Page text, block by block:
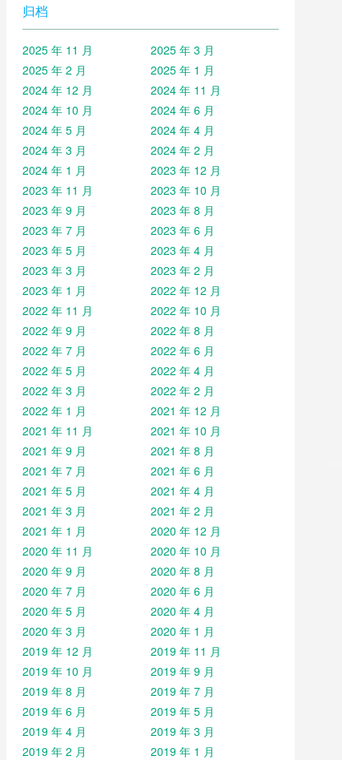
归档
2025 年 11 月
2025 年 3 月
2025 年 2 月
2025 年 1 月
2024 年 12 月
2024 年 11 月
2024 年 10 月
2024 年 6 月
2024 年 5 月
2024 年 4 月
2024 年 3 月
2024 年 2 月
2024 年 1 月
2023 年 12 月
2023 年 11 月
2023 年 10 月
2023 年 9 月
2023 年 8 月
2023 年 7 月
2023 年 6 月
2023 年 5 月
2023 年 4 月
2023 年 3 月
2023 年 2 月
2023 年 1 月
2022 年 12 月
2022 年 11 月
2022 年 10 月
2022 年 9 月
2022 年 8 月
2022 年 7 月
2022 年 6 月
2022 年 5 月
2022 年 4 月
2022 年 3 月
2022 年 2 月
2022 年 1 月
2021 年 12 月
2021 年 11 月
2021 年 10 月
2021 年 9 月
2021 年 8 月
2021 年 7 月
2021 年 6 月
2021 年 5 月
2021 年 4 月
2021 年 3 月
2021 年 2 月
2021 年 1 月
2020 年 12 月
2020 年 11 月
2020 年 10 月
2020 年 9 月
2020 年 8 月
2020 年 7 月
2020 年 6 月
2020 年 5 月
2020 年 4 月
2020 年 3 月
2020 年 1 月
2019 年 12 月
2019 年 11 月
2019 年 10 月
2019 年 9 月
2019 年 8 月
2019 年 7 月
2019 年 6 月
2019 年 5 月
2019 年 4 月
2019 年 3 月
2019 年 2 月
2019 年 1 月